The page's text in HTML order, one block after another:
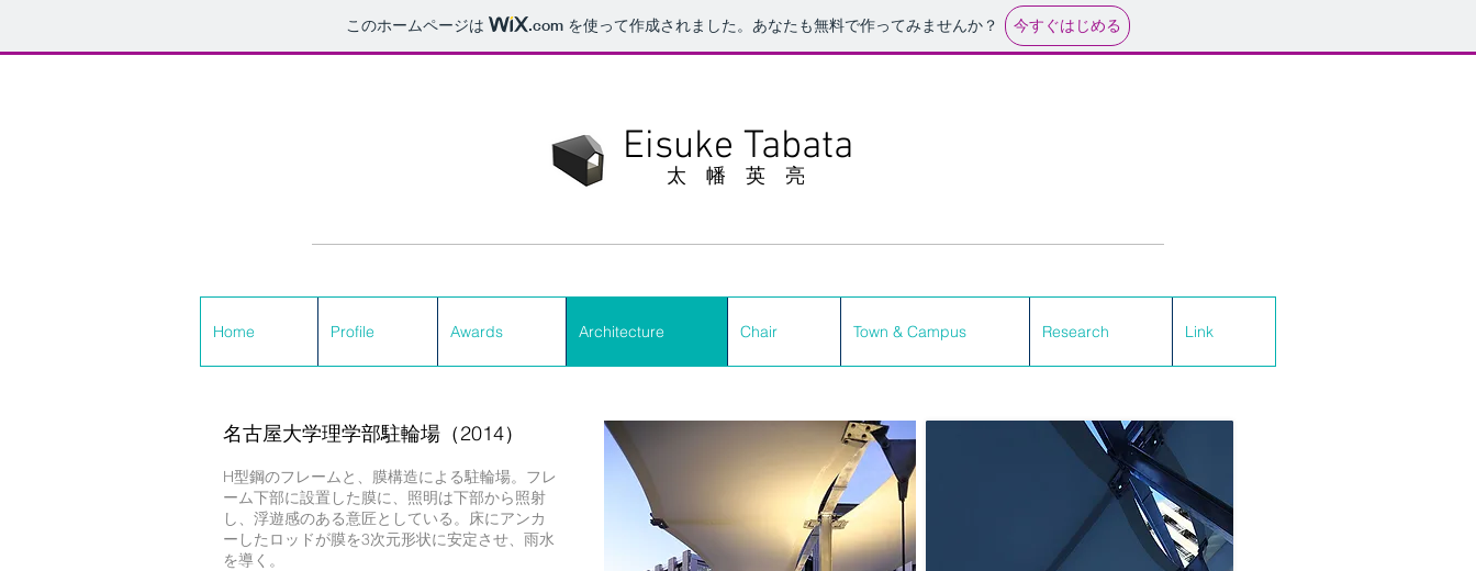
このホームページは .com を使って作成されました。あなたも無料で作ってみませんか？ 今すぐはじめる
Eisuke Tabata
太 幡 英 亮
Home Profile Awards Architecture Chair Town & Campus Research Link
Home Profile Awards Architecture Chair Town & Campus Research Link
名古屋大学理学部駐輪場（2014）
H型鋼のフレームと、膜構造による駐輪場。フレ
ーム下部に設置した膜に、照明は下部から照射
し、浮遊感のある意匠としている。床にアンカ
ーしたロッドが膜を3次元形状に安定させ、雨水
を導く。